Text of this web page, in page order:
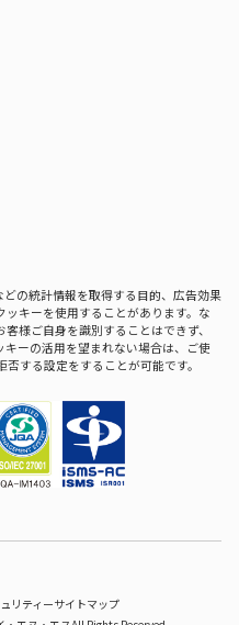
の統計情報を取得する目的、広告効果
キーを使用することがあります。な
様ご自身を識別することはできず、
ーの活用を望まれない場合は、ご使
する設定をすることが可能です。
リティーサイトマップ